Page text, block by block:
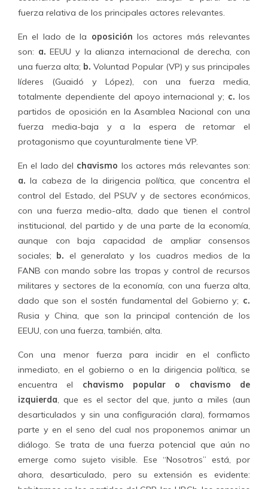
fuerza relativa de los principales actores relevantes.
En el lado de la oposición los actores más relevantes
son: a. EEUU y la alianza internacional de derecha, con
una fuerza alta; b. Voluntad Popular (VP) y sus principales
líderes (Guaidó y López), con una fuerza media,
totalmente dependiente del apoyo internacional y; c. los
partidos de oposición en la Asamblea Nacional con una
fuerza media-baja y a la espera de retomar el
protagonismo que coyunturalmente tiene VP.
En el lado del chavismo los actores más relevantes son:
a. la cabeza de la dirigencia política, que concentra el
control del Estado, del PSUV y de sectores económicos,
con una fuerza medio-alta, dado que tienen el control
institucional, del partido y de una parte de la economía,
aunque con baja capacidad de ampliar consensos
sociales; b. el generalato y los cuadros medios de la
FANB con mando sobre las tropas y control de recursos
militares y sectores de la economía, con una fuerza alta,
dado que son el sostén fundamental del Gobierno y; c.
Rusia y China, que son la principal contención de los
EEUU, con una fuerza, también, alta.
Con una menor fuerza para incidir en el conflicto
inmediato, en el gobierno o en la dirigencia política, se
encuentra el chavismo popular o chavismo de
izquierda, que es el sector del que, junto a miles (aun
desarticulados y sin una configuración clara), formamos
parte y en el seno del cual nos proponemos animar un
diálogo. Se trata de una fuerza potencial que aún no
emerge como sujeto visible. Ese “Nosotros” está, por
ahora, desarticulado, pero su extensión es evidente: